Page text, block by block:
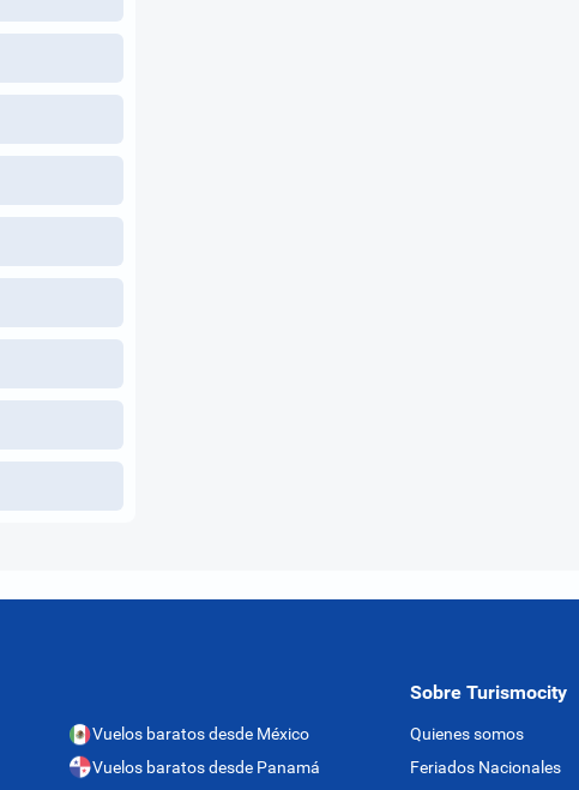
Vuelos baratos desde México
Vuelos baratos desde Panamá
Sobre Turismocity
Quienes somos
Feriados Nacionales